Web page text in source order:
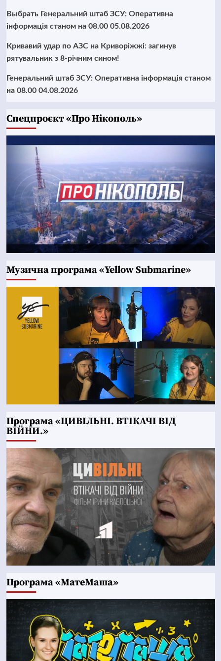
Выбрать Генеральний штаб ЗСУ: Оперативна
інформація станом на 08.00 05.08.2026
Кривавий удар по АЗС на Криворіжжі: загинув
рятувальник з 8-річним сином!
Генеральний штаб ЗСУ: Оперативна інформація станом
на 08.00 04.08.2026
Cпецпроєкт «Про Нікополь»
Музична програма «Yellow Submarine»
Програма «ЦИВІЛЬНІ. ВТІКАЧІ ВІД
ВІЙНИ.»
Програма «МатеМаша»